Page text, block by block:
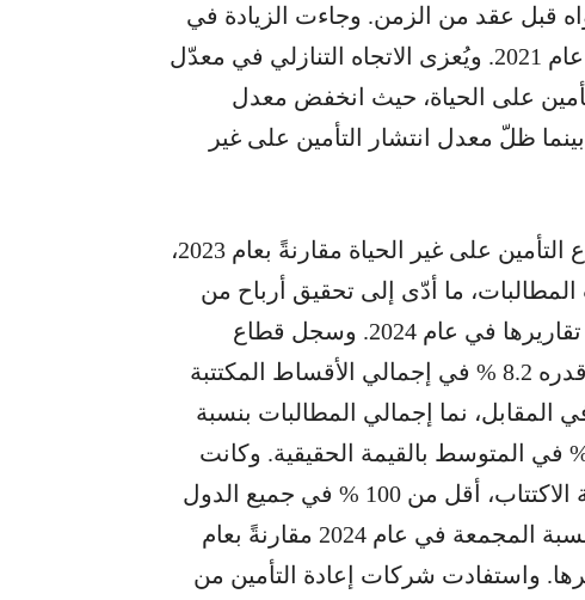
قبل عقد من الزمن. وجاءت الزيادة في
عام 2024 بعد انخفاضات سنوية متتالية منذ عام 2021. ويُعزى الاتجاه التنازلي في معدّل
على الحياة، حيث انخفض معدل
ظلّ معدل انتشار التأمين على غير
على الرغم من تباطؤ نموّ الأقساط في قطاع التأمين على غير الحياة مقارنةً بعام 2023،
المطالبات، ما أدّى إلى تحقيق أرباح من
الاكتتاب في جميع الدول تقريبًا التي قدّمت تقاريرها في عام 2024. وسجل قطاع
التأمين على غير الحياة معدل نمو متوسطًا قدره 8.2 % في إجمالي الأقساط المكتتبة
الحقيقية؛ في المقابل، نما إجمالي المطالبات بنسبة
% في المتوسط بالقيمة الاسمية و 3.5 % في المتوسط بالقيمة الحقيقية. وكانت
النسبة المجمعة، وهي مؤشر رئيسي لربحية الاكتتاب، أقل من 100 % في جميع الدول
تقريبًا التي قدّمت تقاريرها. وقد تحسّنت النسبة المجمعة في عام 2024 مقارنةً بعام
واستفادت شركات إعادة التأمين من